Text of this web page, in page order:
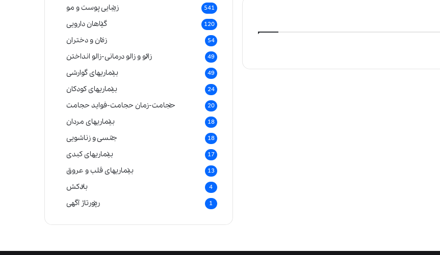
زیبایی پوست و مو 541
گیاهان دارویی 120
زنان و دختران 54
زالو و زالو درمانی-زالو انداختن 49
بیماریهای گوارشی 49
بیماریهای کودکان 24
حجامت-زمان حجامت-فواید حجامت 20
بیماریهای مردان 18
جنسی و زناشویی 18
بیماریهای کبدی 17
بیماریهای قلب و عروق 13
بادکش 4
رپورتاژ آگهی 1